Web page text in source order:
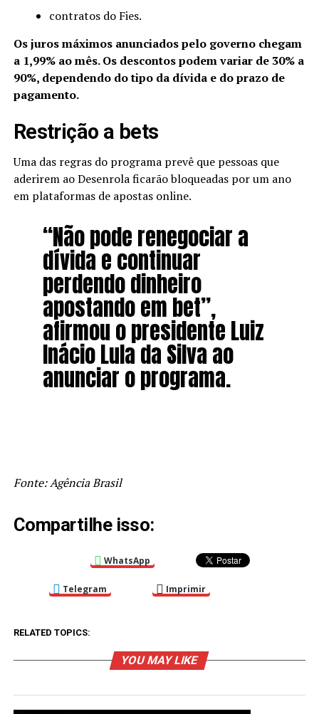
contratos do Fies.
Os juros máximos anunciados pelo governo chegam
a 1,99% ao mês. Os descontos podem variar de 30% a
90%, dependendo do tipo da dívida e do prazo de
pagamento.
Restrição a bets
Uma das regras do programa prevê que pessoas que
aderirem ao Desenrola ficarão bloqueadas por um ano
em plataformas de apostas online.
“Não pode renegociar a
dívida e continuar
perdendo dinheiro
apostando em bet”,
afirmou o presidente Luiz
Inácio Lula da Silva ao
anunciar o programa.
Fonte: Agência Brasil
Compartilhe isso:
WhatsApp
Telegram Imprimir
RELATED TOPICS:
YOU MAY LIKE